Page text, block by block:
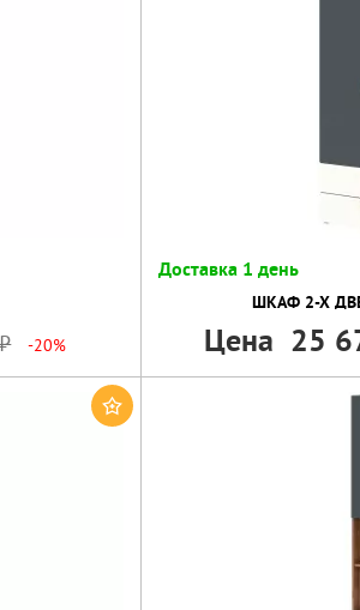
-20%
Доставка 1 день
ШКАФ 2-Х
Цена 25